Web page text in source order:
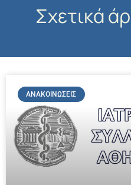
Σχετικά
ΑΝΑΚΟΙΝΏΣΕΙΣ